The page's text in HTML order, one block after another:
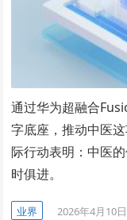
通过华为超融合
字底座，推动中医
际行动表明：中医
时俱进。
业界 2026年4月10日